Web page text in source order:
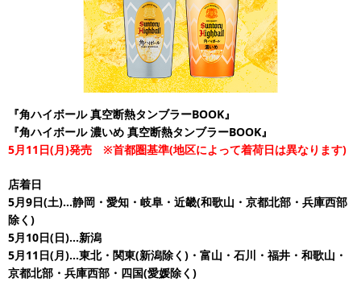
『角ハイボール 真空断熱タンブラーBOOK』
『角ハイボール 濃いめ 真空断熱タンブラーBOOK』
5月11日(月)発売 ※首都圏基準(地区によって着荷日は異なります)
店着日
5月9日(土)…静岡・愛知・岐阜・近畿(和歌山・京都北部・兵庫西部
除く)
5月10日(日)…新潟
5月11日(月)…東北・関東(新潟除く)・富山・石川・福井・和歌山・
京都北部・兵庫西部・四国(愛媛除く)